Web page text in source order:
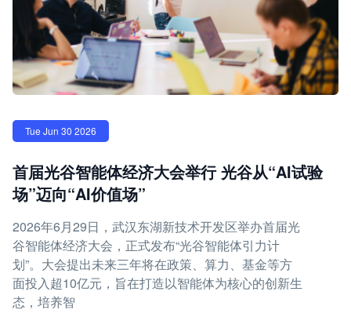
Tue Jun 30 2026
首届光谷智能体经济大会举行 光谷从“AI试验
场”迈向“AI价值场”
2026年6月29日，武汉东湖新技术开发区举办首届光
谷智能体经济大会，正式发布“光谷智能体引力计
划”。大会提出未来三年将在政策、算力、基金等方
面投入超10亿元，旨在打造以智能体为核心的创新生
态，培养智